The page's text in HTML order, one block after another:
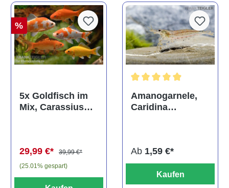
%
5x Goldfisch im
Mix, Carassius
29,99 €*
39,99 €*
(25.01% gespart)
Amanogarnele,
Caridina
Ab 1,59 €*
Kaufen